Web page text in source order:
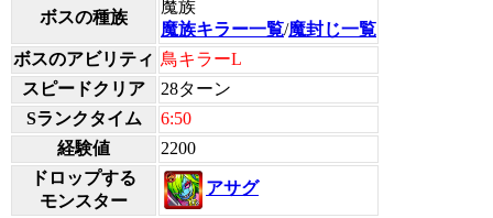
ボスの種族
魔族
魔族キラー一覧/魔封じ一覧
ボスのアビリティ 鳥キラーL
スピードクリア
28ターン
Sランクタイム
6:50
経験値
2200
ドロップする
モンスター
アサグ